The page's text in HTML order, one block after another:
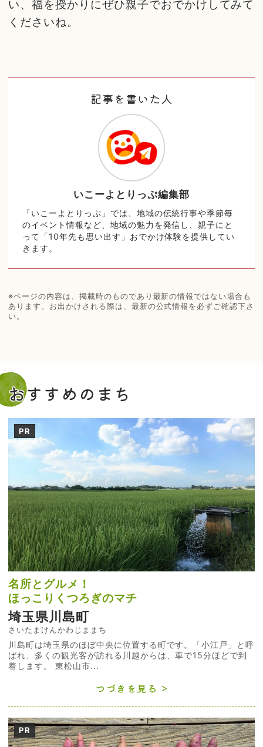
い、福を授かりにぜひ親子でおでかけしてみて
くださいね。
記事を書いた人
いこーよとりっぷ編集部
「いこーよとりっぷ」では、地域の伝統行事や季節毎
のイベント情報など、地域の魅力を発信し、親子にと
って「10年先も思い出す」おでかけ体験を提供してい
きます。
※ページの内容は、掲載時のものであり最新の情報ではない場合も
あります。お出かけされる際は、最新の公式情報を必ずご確認下さ
い。
おすすめのまち
PR
名所とグルメ！
ほっこりくつろぎのマチ
埼玉県川島町
さいたまけんかわじままち
川島町は埼玉県のほぼ中央に位置する町です。「小江戸」と呼
ばれ、多くの観光客が訪れる川越からは、車で15分ほどで到
着します。 東松山市...
つづきを見る
PR